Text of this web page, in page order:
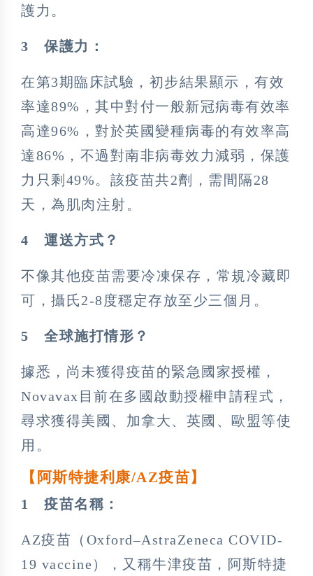
護力。
3 保護力：
在第3期臨床試驗，初步結果顯示，有效
率達89%，其中對付一般新冠病毒有效率
高達96%，對於英國變種病毒的有效率高
達86%，不過對南非病毒效力減弱，保護
力只剩49%。該疫苗共2劑，需間隔28
天，為肌肉注射。
4 運送方式？
不像其他疫苗需要冷凍保存，常規冷藏即
可，攝氏2-8度穩定存放至少三個月。
5 全球施打情形？
據悉，尚未獲得疫苗的緊急國家授權，
Novavax目前在多國啟動授權申請程式，
尋求獲得美國、加拿大、英國、歐盟等使
用。
【阿斯特捷利康/AZ疫苗】
1 疫苗名稱：
AZ疫苗（Oxford–AstraZeneca COVID-
19 vaccine），又稱牛津疫苗，阿斯特捷